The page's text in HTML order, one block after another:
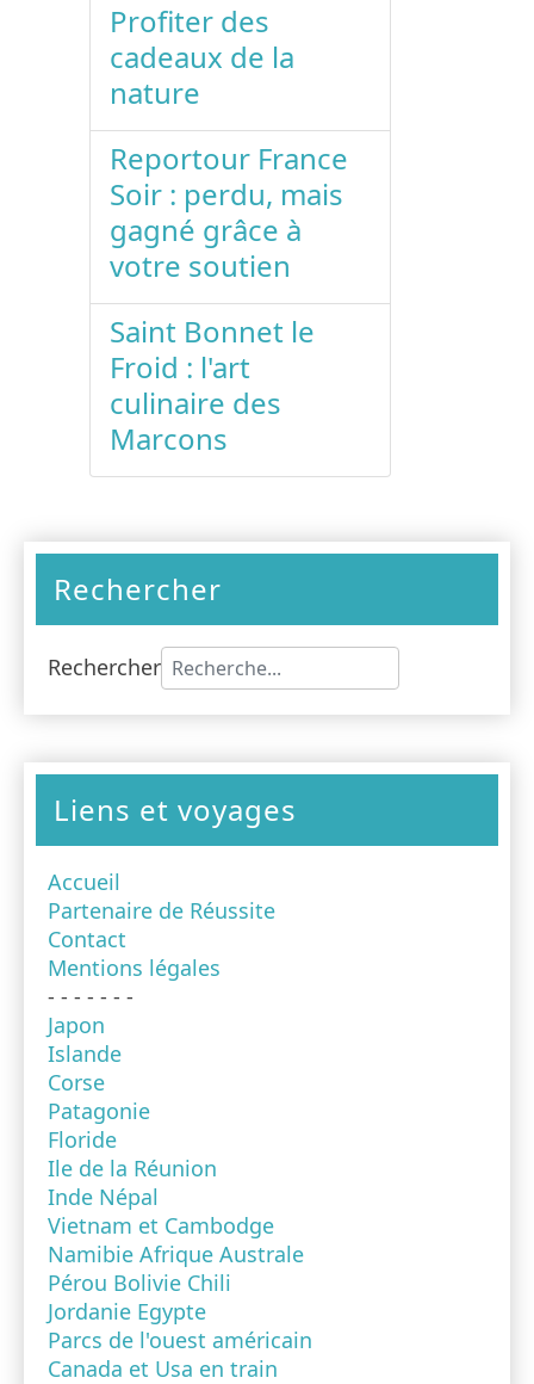
Profiter des
cadeaux de la
nature
Reportour France
Soir : perdu, mais
gagné grâce à
votre soutien
Saint Bonnet le
Froid : l'art
culinaire des
Marcons
Rechercher
Rechercher
Liens et voyages
Accueil
Partenaire de Réussite
Contact
Mentions légales
- - - - - - -
Japon
Islande
Corse
Patagonie
Floride
Ile de la Réunion
Inde Népal
Vietnam et Cambodge
Namibie Afrique Australe
Pérou Bolivie Chili
Jordanie Egypte
Parcs de l'ouest américain
Canada et Usa en train